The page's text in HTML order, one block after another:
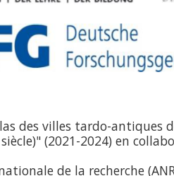
des villes tardo-antiques
(2021-2024) en
de la recherche